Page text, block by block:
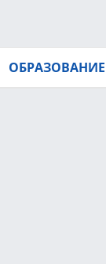
ОБРАЗОВАНИЕ